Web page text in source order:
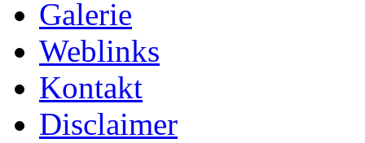
Galerie
Weblinks
Kontakt
Disclaimer